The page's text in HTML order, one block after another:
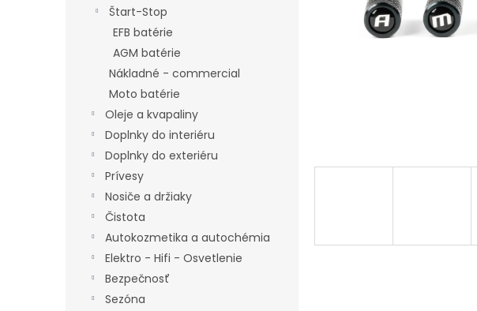
Štart-Stop
EFB batérie
AGM batérie
Nákladné - commercial
Moto batérie
Oleje a kvapaliny
Doplnky do interiéru
Doplnky do exteriéru
Prívesy
Nosiče a držiaky
Čistota
Autokozmetika a autochémia
Elektro - Hifi - Osvetlenie
Bezpečnosť
Sezóna